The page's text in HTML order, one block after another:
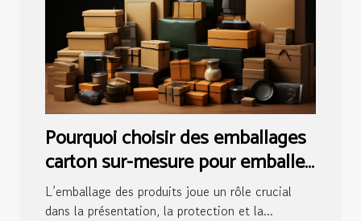
Pourquoi choisir des emballages
carton sur-mesure pour emballer
vos produits ?
L’emballage des produits joue un rôle crucial
dans la présentation, la protection et la...